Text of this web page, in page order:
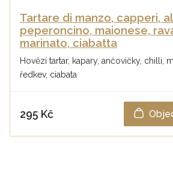
Tartare di manzo, capperi,
peperoncino, maionese,
marinato, ciabatta
Hovězí tartar, kapary, ančovičky, chilli,
ředkev, ciabata
295 Kč